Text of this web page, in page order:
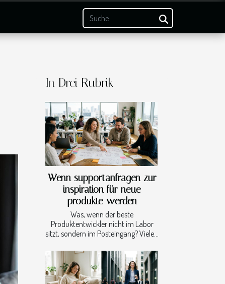
In Drei Rubrik
Wenn supportanfragen zur
inspiration für neue
produkte werden
Was, wenn der beste
Produktentwickler nicht im Labor
sitzt, sondern im Posteingang? Viele...